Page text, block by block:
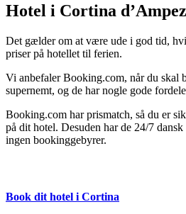
Hotel i Cortina
Det gælder om at være ude i god tid,
priser på hotellet til ferien.
Vi anbefaler Booking.com, når du skal
supernemt, og de har nogle gode
Booking.com har prismatch, så du er
på dit hotel. Desuden har de 24/7
ingen bookinggebyrer.
Book dit hotel i Cortina